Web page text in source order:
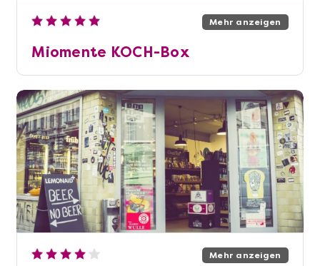
Mehr anzeigen
Miomente KOCH-Box
Mehr anzeigen